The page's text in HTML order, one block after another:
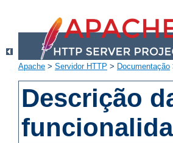
Apache > Servidor HTTP > Documentação
Descrição